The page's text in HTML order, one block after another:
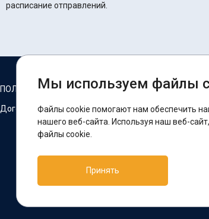
расписание отправлений.
ПОЛИТИКА COOKIES
Договор оферты
Мы в соцсетях:
Facebook
Поддержка:
Telegram-бот
Мы используем файлы
Файлы cookie помогают нам обеспечить
нашего веб-сайта. Используя наш веб-
файлы cookie.
Принять